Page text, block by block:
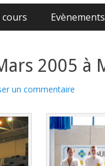
cours Evènements
2005 à
un commentaire